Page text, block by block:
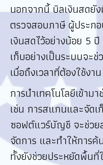
นอกจากนี้ บิลเงินสดยั
ตรวจสอบภาษี ผู้ประก
เงินสดไว้อย่างน้อย 5
เก็บอย่างเป็นระบบจะ
เมื่อถึงเวลาที่ต้องใช้งาน
การนำเทคโนโลยีเข้าม
เช่น การสแกนและจัด
ซอฟต์แวร์บัญชี จะช่วย
จัดการ และทำให้การค้
ทั้งยังช่วยประหยัดพื้นที่